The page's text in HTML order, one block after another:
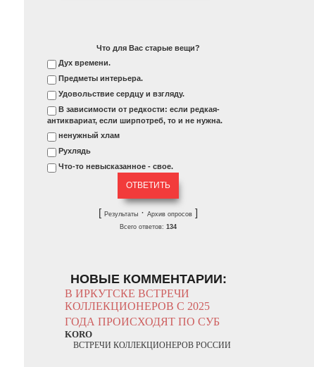
Что для Вас старые вещи?
Дух времени.
Предметы интерьера.
Удовольствие сердцу и взгляду.
В зависимости от редкости: если редкая-
антиквариат, если ширпотреб, то и не нужна.
ненужный хлам
Рухлядь
Что-то невысказанное - свое.
[Результаты ·Архив опросов ]
Всего ответов:134
НОВЫЕ КОММЕНТАРИИ:
В ИРКУТСКЕ ВСТРЕЧИ
КОЛЛЕКЦИОНЕРОВ С 2025
ГОДА ПРОИСХОДЯТ ПО СУБ
KORO
ВСТРЕЧИ КОЛЛЕКЦИОНЕРОВ РОССИИ